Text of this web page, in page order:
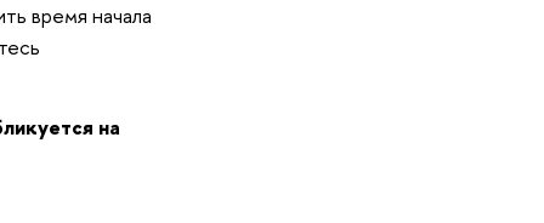
время начала
на